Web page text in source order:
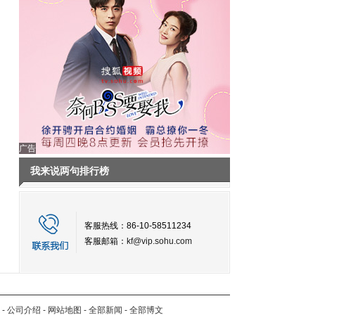
广告
我来说两句排行榜
客服热线：86-10-58511234
客服邮箱： kf@vip.sohu.com
- 公司介绍 - 网站地图 - 全部新闻 - 全部博文